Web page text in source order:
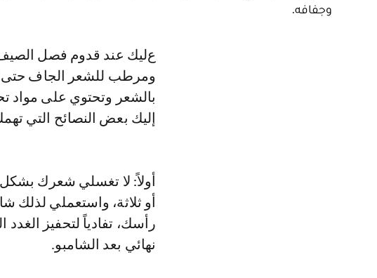
وجفافه.
عليك عند قدوم فصل الصيف أن تُغيّري نوع الشامبو ومرطب الشعر إلى شامبو
ومرطب للشعر الجاف حتى
بالشعر وتحتوي على مواد
إليك بعض النصائح التي
أولاً: لا تغسلي شعرك
أو ثلاثة، واستعملي لذلك
رأسك، تفادياً لتحفيز
نهائي بعد الشامبو.